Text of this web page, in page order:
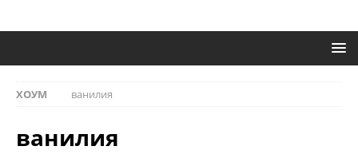
ХОУМ ванилия
ванилия